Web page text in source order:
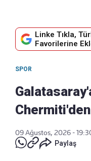
Linke Tıkla,
Favorilerine
SPOR
09 Ağustos, 2026 -
Paylaş